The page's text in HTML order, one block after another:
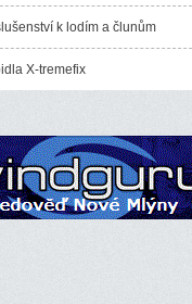
k lodím a člunům
X-tremefix